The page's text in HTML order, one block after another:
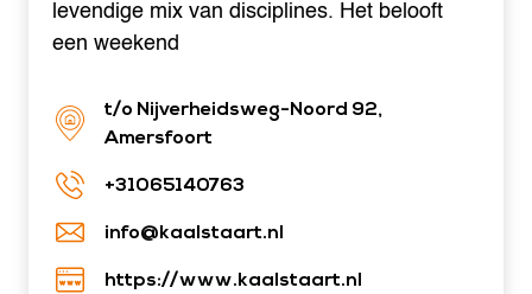
levendige mix van disciplines. Het belooft
een weekend
t/o Nijverheidsweg-Noord 92,
Amersfoort
+31065140763
info@kaalstaart.nl
https://www.kaalstaart.nl